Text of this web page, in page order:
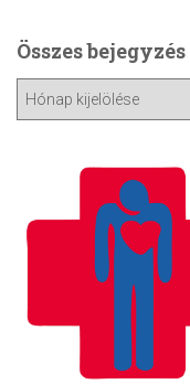
Összes bejegyzés